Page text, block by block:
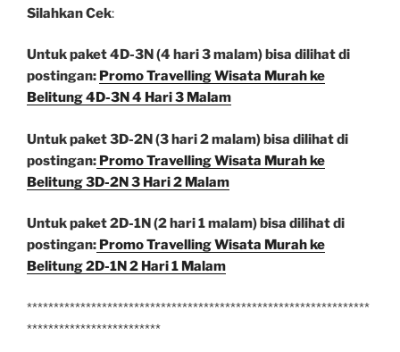
Silahkan Cek:
Untuk paket 4D-3N (4 hari 3 malam) bisa dilihat di
postingan: Promo Travelling Wisata Murah ke
Belitung 4D-3N 4 Hari 3 Malam
Untuk paket 3D-2N (3 hari 2 malam) bisa dilihat di
postingan: Promo Travelling Wisata Murah ke
Belitung 3D-2N 3 Hari 2 Malam
Untuk paket 2D-1N (2 hari 1 malam) bisa dilihat di
postingan: Promo Travelling Wisata Murah ke
Belitung 2D-1N 2 Hari 1 Malam
****************************************************************
*************************